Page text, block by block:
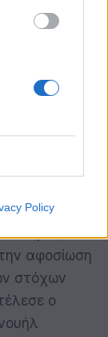
Policy
η
με ένα
της
με τη
και τον
αθλητές
αφοσίωση
στόχων
ο